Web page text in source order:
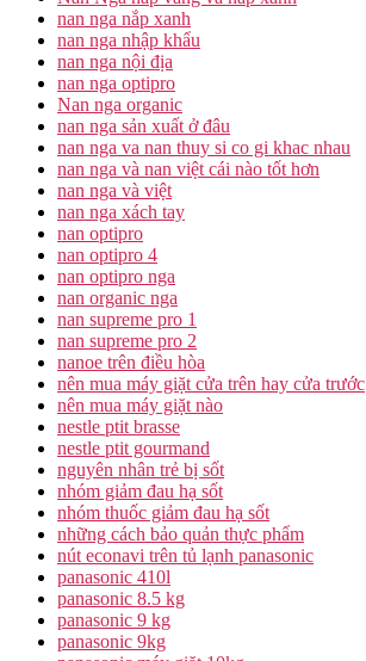
nan nga nắp xanh
nan nga nhập khẩu
nan nga nội địa
nan nga optipro
Nan nga organic
nan nga sản xuất ở đâu
nan nga va nan thuy si co gi khac nhau
nan nga và nan việt cái nào tốt hơn
nan nga và việt
nan nga xách tay
nan optipro
nan optipro 4
nan optipro nga
nan organic nga
nan supreme pro 1
nan supreme pro 2
nanoe trên điều hòa
nên mua máy giặt cửa trên hay cửa trước
nên mua máy giặt nào
nestle ptit brasse
nestle ptit gourmand
nguyên nhân trẻ bị sốt
nhóm giảm đau hạ sốt
nhóm thuốc giảm đau hạ sốt
những cách bảo quản thực phẩm
nút econavi trên tủ lạnh panasonic
panasonic 410l
panasonic 8.5 kg
panasonic 9 kg
panasonic 9kg